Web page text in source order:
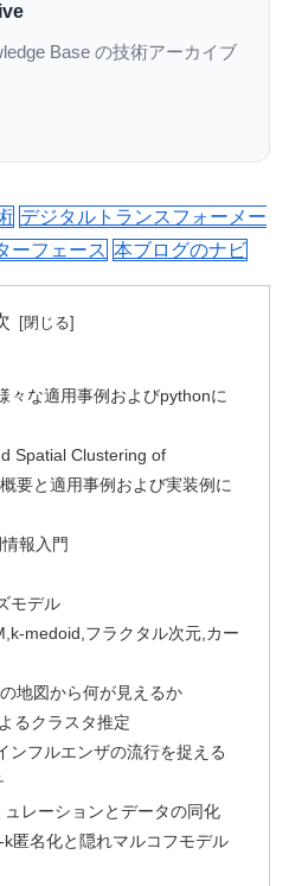
Base の技術アーカイブ
デジタルトランスフォーメー
ーフェース 本ブログのナビ
々な適用事例およびpythonに
Spatial Clustering of
要と適用事例および実装例に
報入門
モデル
medoid,フラクタル次元,カー
地図から何が見えるか
るクラスタ推定
ンフルエンザの流行を捉える
レーションとデータの同化
匿名化と隠れマルコフモデル